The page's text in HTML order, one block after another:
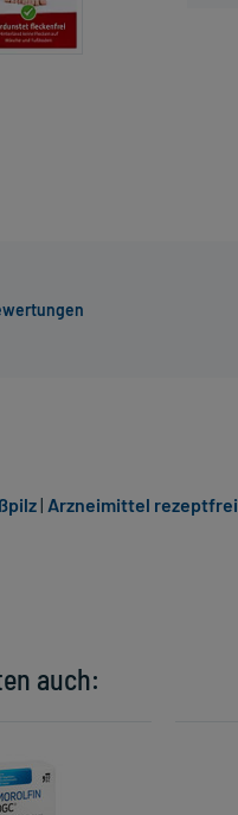
auch:
| Arzneimittel rezeptfrei